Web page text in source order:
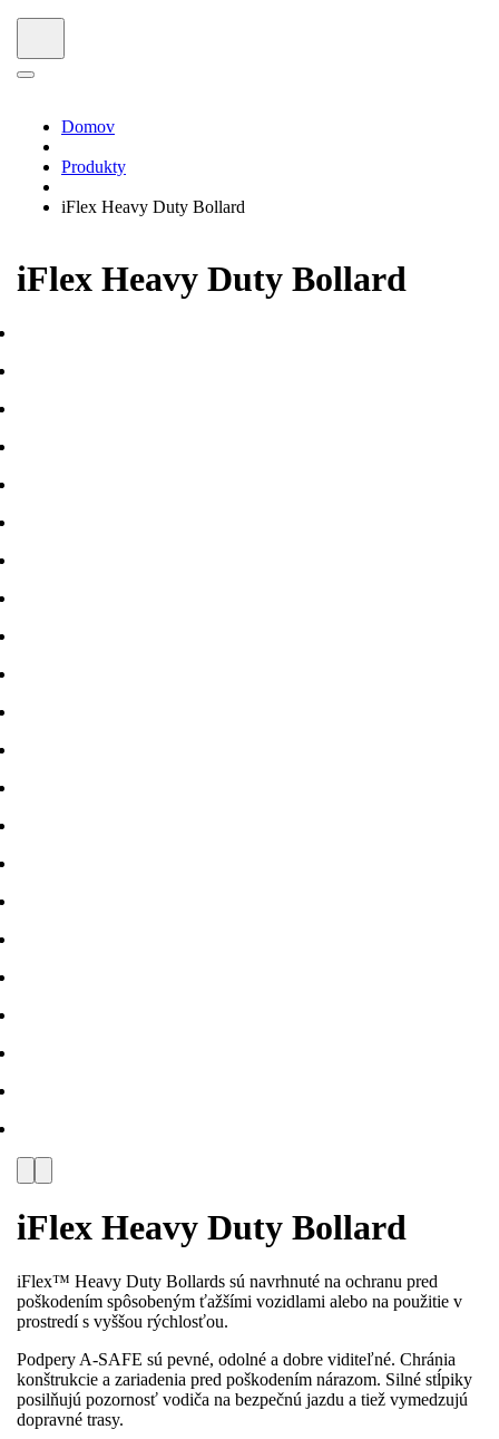
Domov
Produkty
iFlex Heavy Duty Bollard
iFlex Heavy Duty Bollard
iFlex Heavy Duty Bollard
iFlex™ Heavy Duty Bollards sú navrhnuté na ochranu pred
poškodením spôsobeným ťažšími vozidlami alebo na použitie v
prostredí s vyššou rýchlosťou.
Podpery A-SAFE sú pevné, odolné a dobre viditeľné. Chránia
konštrukcie a zariadenia pred poškodením nárazom. Silné stĺpiky
posilňujú pozornosť vodiča na bezpečnú jazdu a tiež vymedzujú
dopravné trasy.